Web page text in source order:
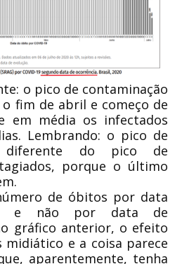
o pico de contaminação
fim de abril e começo de
em média os infectados
Lembrando: o pico de
diferente do pico de
porque o último
de óbitos por data
e não por data de
gráfico anterior, o efeito
e a coisa parece
aparentemente, tenha